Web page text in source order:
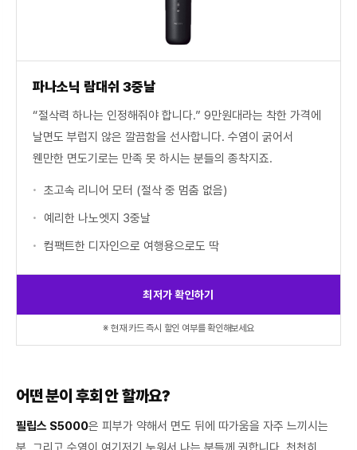
파나소닉 람대쉬 3중날
“절삭력 하나는 인정해줘야 합니다.” 9만원대라는 착한 가격에
날면도 부럽지 않은 깔끔함을 선사합니다. 수염이 굵어서
웬만한 면도기로는 만족 못 하시는 분들의 종착지죠.
초고속 리니어 모터 (절삭 중 멈춤 없음)
예리한 나노엣지 3중날
컴팩트한 디자인으로 여행용으로도 딱
최저가 확인하기
※ 현재 카드 즉시 할인 여부를 확인해보세요
어떤 분이 후회 안 할까요?
필립스 S5000은 피부가 약해서 면도 뒤에 따가움을 자주 느끼시는